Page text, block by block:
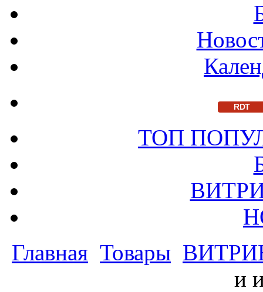
RDT
ТОП
Главная Товары
и